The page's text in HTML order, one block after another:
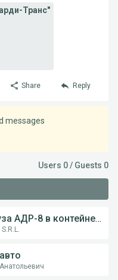
Транс"
Share Reply
messages
Users 0 / Guests 0
перевозка груза АДР-8 в контейнерах из Румынии в Украину